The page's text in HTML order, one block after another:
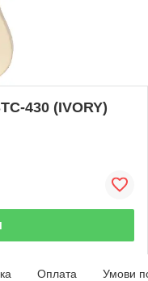
430 (IVORY)
Оплата Умови